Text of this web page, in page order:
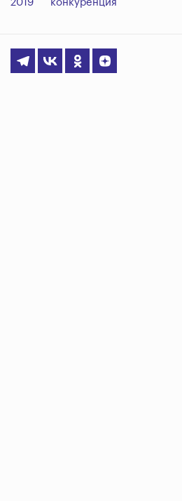
2019 конкуренция